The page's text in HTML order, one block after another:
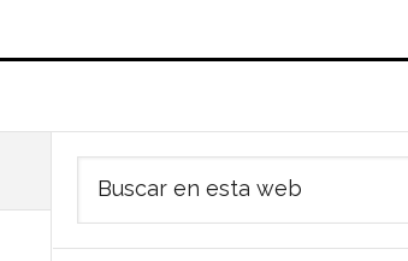
Barra
lateral
principal